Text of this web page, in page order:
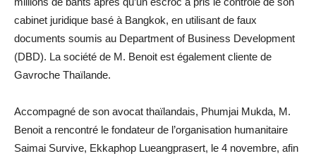
cabinet juridique basé à Bangkok, en utilisant de faux
documents soumis au Department of Business Development
(DBD). La société de M. Benoit est également cliente de
Gavroche Thaïlande.
Accompagné de son avocat thaïlandais, Phumjai Mukda, M.
Benoit a rencontré le fondateur de l’organisation humanitaire
Saimai Survive, Ekkaphop Lueangprasert, le 4 novembre, afin